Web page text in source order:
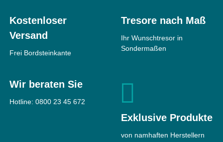
Kostenloser
Versand
Frei Bordsteinkante
Tresore nach Maß
Ihr Wunschtresor in
Sondermaßen
Wir beraten Sie
Hotline: 0800 23 45 672
Exklusive Produkte
von namhaften Herstellern